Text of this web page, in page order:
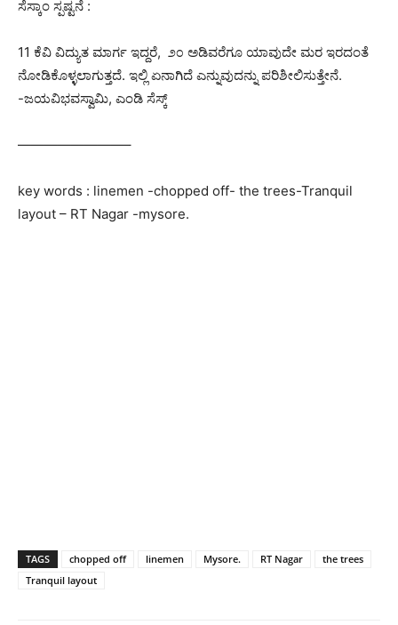
ಸೆಸ್ಕಾಂ ಸ್ಪಷ್ಟನೆ :
11 ಕೆವಿ ವಿದ್ಯುತ ಮಾರ್ಗ ಇದ್ದರೆ, ೨೦ ಅಡಿವರೆಗೂ ಯಾವುದೇ ಮರ ಇರದಂತೆ
ನೋಡಿಕೊಳ್ಳಲಾಗುತ್ತದೆ. ಇಲ್ಲಿ ಏನಾಗಿದೆ ಎನ್ನುವುದನ್ನು ಪರಿಶೀಲಿಸುತ್ತೇನೆ.
-ಜಯವಿಭವಸ್ವಾಮಿ, ಎಂಡಿ ಸೆಸ್ಕ್
————————–
key words : linemen -chopped off- the trees-Tranquil
layout – RT Nagar -mysore.
TAGS chopped off linemen Mysore. RT Nagar
the trees
Tranquil layout